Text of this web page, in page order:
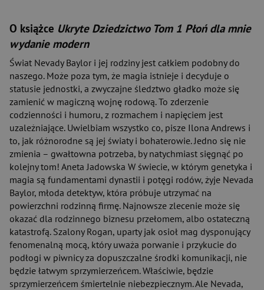
O książce Ukryte Dziedzictwo Tom 1 Płoń dla mnie
wydanie modern
Świat Nevady Baylor i jej rodziny jest całkiem podobny do
naszego. Może poza tym, że magia istnieje i decyduje o
statusie jednostki, a zwyczajne śledztwo gładko może się
zamienić w magiczną wojnę rodową. To zderzenie
codzienności i humoru, z rozmachem i napięciem jest
uzależniające. Uwielbiam wszystko co, pisze Ilona Andrews i
to, jak różnorodne są jej światy i bohaterowie. Jedno się nie
zmienia – gwałtowna potrzeba, by natychmiast sięgnąć po
kolejny tom! Aneta Jadowska W świecie, w którym genetyka i
magia są fundamentami dynastii i potęgi rodów, żyje Nevada
Baylor, młoda detektyw, która próbuje utrzymać na
powierzchni rodzinną firmę. Najnowsze zlecenie może się
okazać dla rodzinnego biznesu przełomem, albo ostateczną
katastrofą. Szalony Rogan, uparty jak osioł mag dysponujący
fenomenalną mocą, który uważa porwanie i przykucie do
podłogi w piwnicy za dopuszczalne środki komunikacji, nie
będzie łatwym sprzymierzeńcem. Właściwie, będzie
sprzymierzeńcem śmiertelnie niebezpiecznym. Ale Nevada,